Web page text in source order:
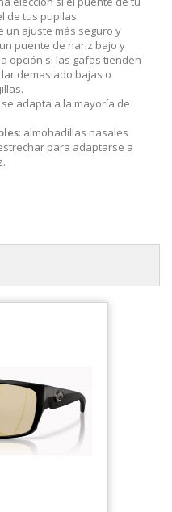
de tus pupilas.
un ajuste más seguro y
puente de nariz bajo y
opción si las gafas tienden
demasiado bajas o
adapta a la mayoría de
: almohadillas nasales
para adaptarse a